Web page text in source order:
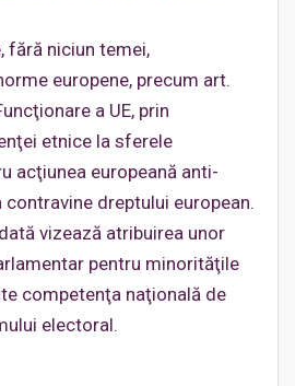
fără niciun temei,
europene, precum art.
a UE, prin
etnice la sferele
acţiunea europeană anti-
dreptului european.
vizează atribuirea unor
pentru minorităţile
competenţa naţională de
electoral.